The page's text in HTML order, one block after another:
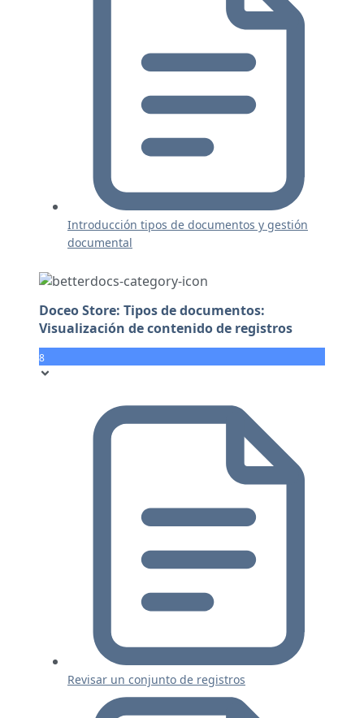
Introducción tipos de documentos y gestión
documental
Doceo Store: Tipos de documentos:
Visualización de contenido de registros
8
Revisar un conjunto de registros